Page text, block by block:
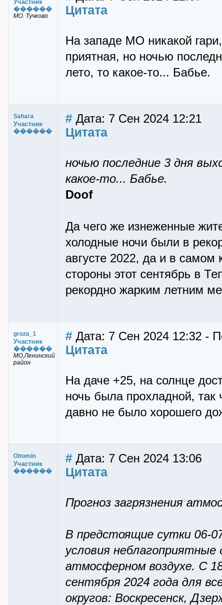
Участник
������
МО. Тучково Цитата
На западе МО никакой
приятная, но ночью
лето, то какое-то... Бабье.
Sahara
Участник
������
# Дата: 7 Сен 2024 12:21
Цитата
ночью последние 3 дня
какое-то... Бабье.
Doof
Да чего же изнеженные
холодные ночи были в
августе 2022, да и в самом
стороны этот сентябрь в
рекордно жарким летним
groza_1
Участник
������
МО,Ленинский
район
# Дата: 7 Сен 2024 12:32 -
Цитата
На даче +25, на солнце
ночь была прохладной, так
давно не было хорошего
Ottomin
Участник
������
# Дата: 7 Сен 2024 13:06
Цитата
Прогноз загрязнения
В предстоящие сутки 06-
условия
атмосферном воздухе. С
сентября 2024 года для
округов: Воскресенск,